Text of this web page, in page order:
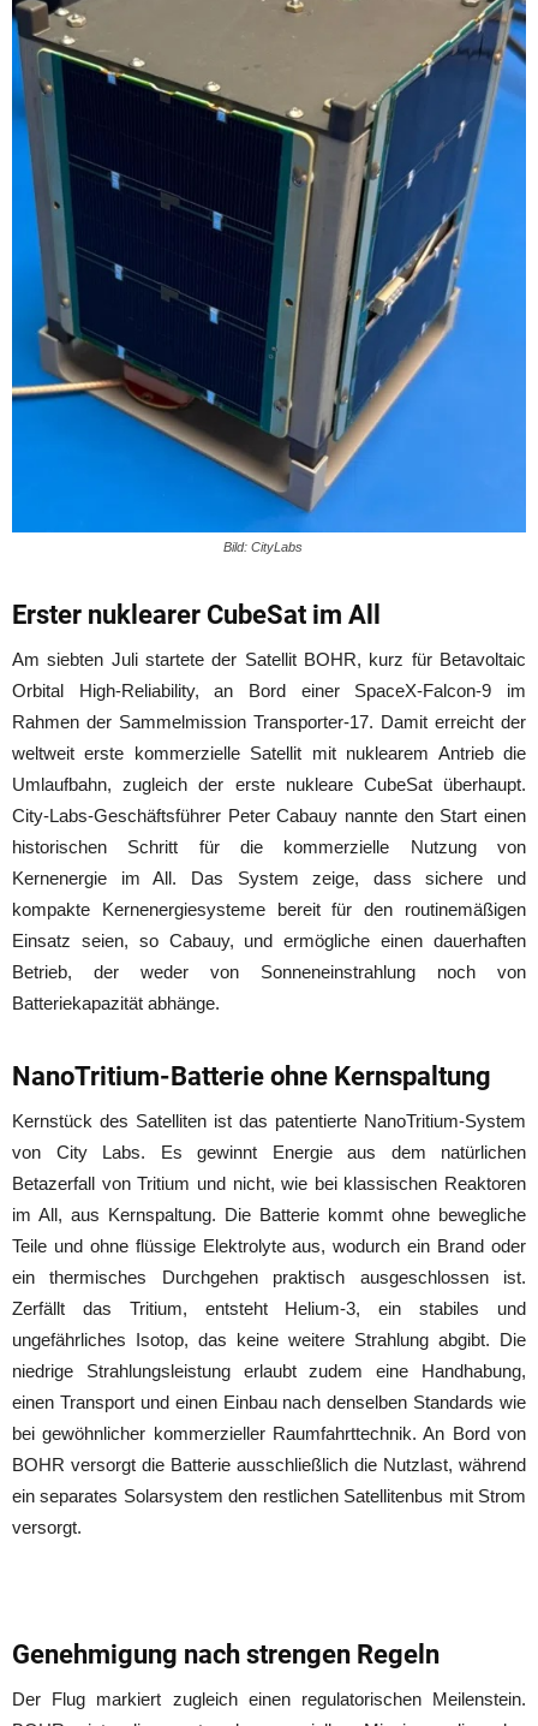
Bild: CityLabs
Erster nuklearer CubeSat im All
Am siebten Juli startete der Satellit BOHR, kurz für Betavoltaic
Orbital High-Reliability, an Bord einer SpaceX-Falcon-9 im
Rahmen der Sammelmission Transporter-17. Damit erreicht der
weltweit erste kommerzielle Satellit mit nuklearem Antrieb die
Umlaufbahn, zugleich der erste nukleare CubeSat überhaupt.
City-Labs-Geschäftsführer Peter Cabauy nannte den Start einen
historischen Schritt für die kommerzielle Nutzung von
Kernenergie im All. Das System zeige, dass sichere und
kompakte Kernenergiesysteme bereit für den routinemäßigen
Einsatz seien, so Cabauy, und ermögliche einen dauerhaften
Betrieb, der weder von Sonneneinstrahlung noch von
Batteriekapazität abhänge.
NanoTritium-Batterie ohne Kernspaltung
Kernstück des Satelliten ist das patentierte NanoTritium-System
von City Labs. Es gewinnt Energie aus dem natürlichen
Betazerfall von Tritium und nicht, wie bei klassischen Reaktoren
im All, aus Kernspaltung. Die Batterie kommt ohne bewegliche
Teile und ohne flüssige Elektrolyte aus, wodurch ein Brand oder
ein thermisches Durchgehen praktisch ausgeschlossen ist.
Zerfällt das Tritium, entsteht Helium-3, ein stabiles und
ungefährliches Isotop, das keine weitere Strahlung abgibt. Die
niedrige Strahlungsleistung erlaubt zudem eine Handhabung,
einen Transport und einen Einbau nach denselben Standards wie
bei gewöhnlicher kommerzieller Raumfahrttechnik. An Bord von
BOHR versorgt die Batterie ausschließlich die Nutzlast, während
ein separates Solarsystem den restlichen Satellitenbus mit Strom
versorgt.
Genehmigung nach strengen Regeln
Der Flug markiert zugleich einen regulatorischen Meilenstein.